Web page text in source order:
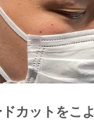
ドカットをこ